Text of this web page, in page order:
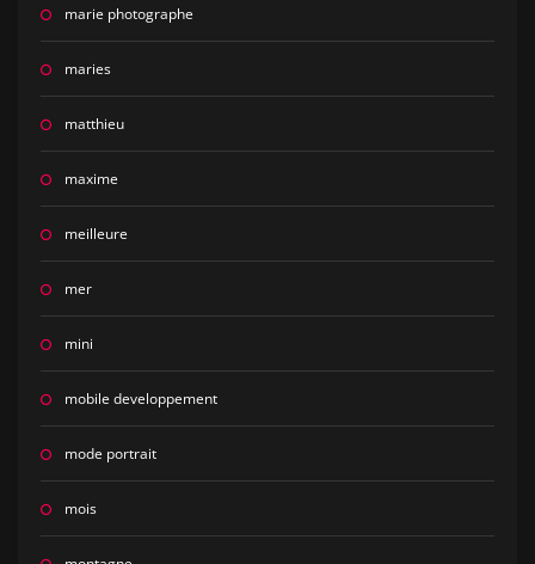
marie photographe
maries
matthieu
maxime
meilleure
mer
mini
mobile developpement
mode portrait
mois